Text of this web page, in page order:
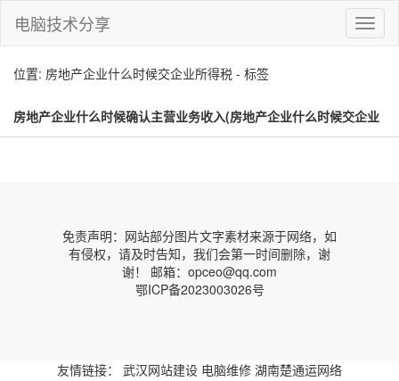
切
换
电脑技术分享
位置: 房地产企业什么时候交企业所得税 - 标签
房地产企业什么时候确认主营业务收入(房地产企业什么时候交企业
所得税)
免责声明：网站部分图片文字素材来源于网络，如
有侵权，请及时告知，我们会第一时间删除，谢
谢！ 邮箱：opceo@qq.com
鄂ICP备2023003026号
友情链接： 武汉网站建设 电脑维修 湖南楚通运网络